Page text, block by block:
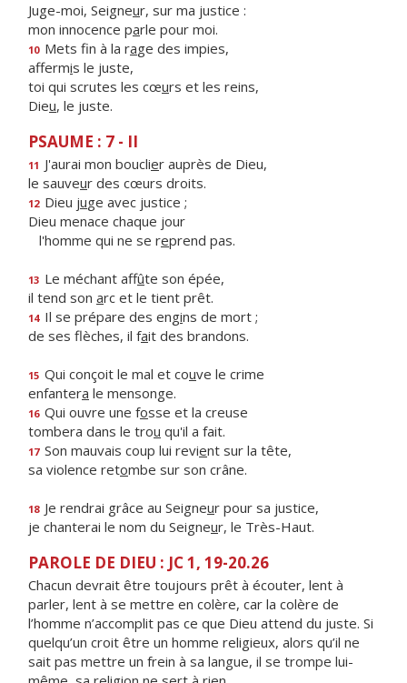
Juge-moi, Seigneur, sur ma justice :
mon innocence parle pour moi.
10 Mets fin à la rage des impies,
affermis le juste,
toi qui scrutes les cœurs et les reins,
Dieu, le juste.
PSAUME : 7 - II
11 J'aurai mon bouclier auprès de Dieu,
le sauveur des cœurs droits.
12 Dieu juge avec justice ;
Dieu menace chaque jour
l'homme qui ne se reprend pas.
13 Le méchant affûte son épée,
il tend son arc et le tient prêt.
14 Il se prépare des engins de mort ;
de ses flèches, il fait des brandons.
15 Qui conçoit le mal et couve le crime
enfantera le mensonge.
16 Qui ouvre une fosse et la creuse
tombera dans le trou qu'il a fait.
17 Son mauvais coup lui revient sur la tête,
sa violence retombe sur son crâne.
18 Je rendrai grâce au Seigneur pour sa justice,
je chanterai le nom du Seigneur, le Très-Haut.
PAROLE DE DIEU : JC 1, 19-20.26
Chacun devrait être toujours prêt à écouter, lent à
parler, lent à se mettre en colère, car la colère de
l’homme n’accomplit pas ce que Dieu attend du juste. Si
quelqu’un croit être un homme religieux, alors qu’il ne
sait pas mettre un frein à sa langue, il se trompe lui-